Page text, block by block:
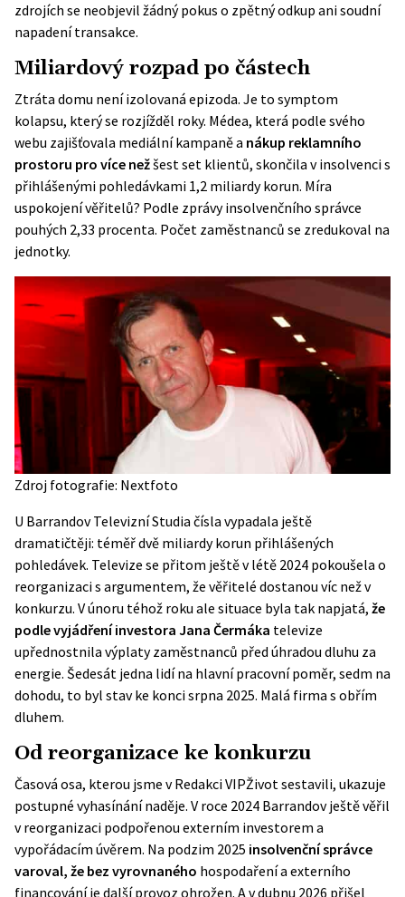
zdrojích se neobjevil žádný pokus o zpětný odkup ani soudní
napadení transakce.
Miliardový rozpad po částech
Ztráta domu není izolovaná epizoda. Je to symptom
kolapsu, který se rozjížděl roky. Médea, která podle svého
webu zajišťovala mediální kampaně a nákup reklamního
prostoru pro více nežšest set klientů, skončila v insolvenci s
přihlášenými pohledávkami 1,2 miliardy korun. Míra
uspokojení věřitelů? Podle zprávy insolvenčního správce
pouhých 2,33 procenta. Počet zaměstnanců se zredukoval na
jednotky.
Zdroj fotografie: Nextfoto
U Barrandov Televizní Studia čísla vypadala ještě
dramatičtěji: téměř dvě miliardy korun přihlášených
pohledávek. Televize se přitom ještě v létě 2024 pokoušela o
reorganizaci s argumentem, že věřitelé dostanou víc než v
konkurzu. V únoru téhož roku ale situace byla tak napjatá, že
podle vyjádření investora Jana Čermáka televize
upřednostnila výplaty zaměstnanců před úhradou dluhu za
energie. Šedesát jedna lidí na hlavní pracovní poměr, sedm na
dohodu, to byl stav ke konci srpna 2025. Malá firma s obřím
dluhem.
Od reorganizace ke konkurzu
Časová osa, kterou jsme v Redakci VIPŽivot sestavili, ukazuje
postupné vyhasínání naděje. V roce 2024 Barrandov ještě věřil
v reorganizaci podpořenou externím investorem a
vypořádacím úvěrem. Na podzim 2025 insolvenční správce
varoval, že bez vyrovnaného hospodaření a externího
financování je další provoz ohrožen. A v dubnu 2026 přišel